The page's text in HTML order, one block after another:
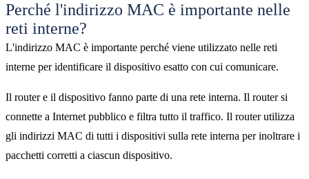
Perché l'indirizzo MAC è importante nelle
reti interne?
L'indirizzo MAC è importante perché viene utilizzato nelle reti
interne per identificare il dispositivo esatto con cui comunicare.
Il router e il dispositivo fanno parte di una rete interna. Il router si
connette a Internet pubblico e filtra tutto il traffico. Il router utilizza
gli indirizzi MAC di tutti i dispositivi sulla rete interna per inoltrare i
pacchetti corretti a ciascun dispositivo.